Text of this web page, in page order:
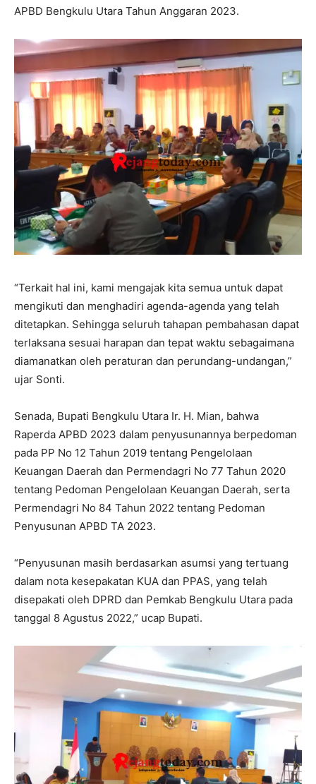
APBD Bengkulu Utara Tahun Anggaran 2023.
“Terkait hal ini, kami mengajak kita semua untuk dapat
mengikuti dan menghadiri agenda-agenda yang telah
ditetapkan. Sehingga seluruh tahapan pembahasan dapat
terlaksana sesuai harapan dan tepat waktu sebagaimana
diamanatkan oleh peraturan dan perundang-undangan,”
ujar Sonti.
Senada, Bupati Bengkulu Utara Ir. H. Mian, bahwa
Raperda APBD 2023 dalam penyusunannya berpedoman
pada PP No 12 Tahun 2019 tentang Pengelolaan
Keuangan Daerah dan Permendagri No 77 Tahun 2020
tentang Pedoman Pengelolaan Keuangan Daerah, serta
Permendagri No 84 Tahun 2022 tentang Pedoman
Penyusunan APBD TA 2023.
“Penyusunan masih berdasarkan asumsi yang tertuang
dalam nota kesepakatan KUA dan PPAS, yang telah
disepakati oleh DPRD dan Pemkab Bengkulu Utara pada
tanggal 8 Agustus 2022,” ucap Bupati.